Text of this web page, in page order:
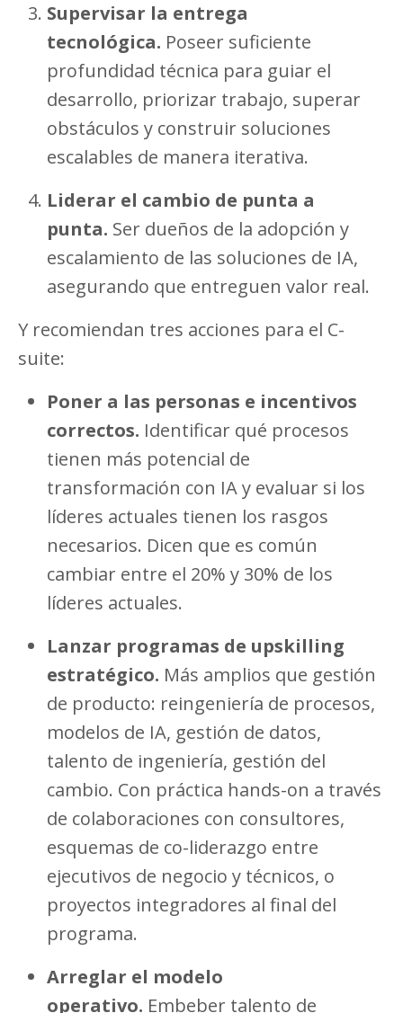
Supervisar la entrega
tecnológica. Poseer suficiente
profundidad técnica para guiar el
desarrollo, priorizar trabajo, superar
obstáculos y construir soluciones
escalables de manera iterativa.
Liderar el cambio de punta a
punta. Ser dueños de la adopción y
escalamiento de las soluciones de IA,
asegurando que entreguen valor real.
Y recomiendan tres acciones para el C-
suite:
Poner a las personas e incentivos
correctos. Identificar qué procesos
tienen más potencial de
transformación con IA y evaluar si los
líderes actuales tienen los rasgos
necesarios. Dicen que es común
cambiar entre el 20% y 30% de los
líderes actuales.
Lanzar programas de upskilling
estratégico. Más amplios que gestión
de producto: reingeniería de procesos,
modelos de IA, gestión de datos,
talento de ingeniería, gestión del
cambio. Con práctica hands-on a través
de colaboraciones con consultores,
esquemas de co-liderazgo entre
ejecutivos de negocio y técnicos, o
proyectos integradores al final del
programa.
Arreglar el modelo
operativo. Embeber talento de